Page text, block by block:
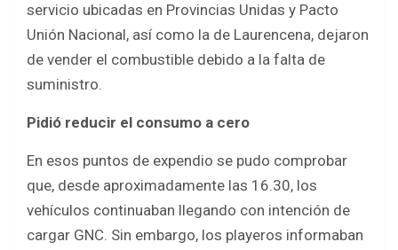
servicio ubicadas en Provincias Unidas y Pacto
Unión Nacional, así como la de Laurencena, dejaron
de vender el combustible debido a la falta de
suministro.
Pidió reducir el consumo a cero
En esos puntos de expendio se pudo comprobar
que, desde aproximadamente las 16.30, los
vehículos continuaban llegando con intención de
cargar GNC. Sin embargo, los playeros informaban